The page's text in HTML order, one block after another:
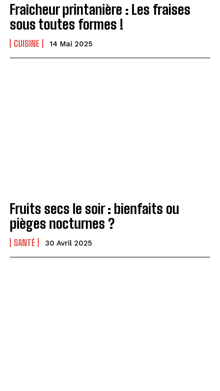
Fraîcheur printanière : Les fraises
sous toutes formes !
CUISINE 14 Mai 2025
Fruits secs le soir : bienfaits ou
pièges nocturnes ?
SANTÉ 30 Avril 2025